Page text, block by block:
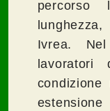
Ivrea.
lavoratori